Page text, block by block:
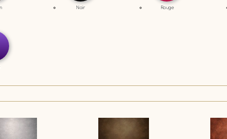
Noir Rouge